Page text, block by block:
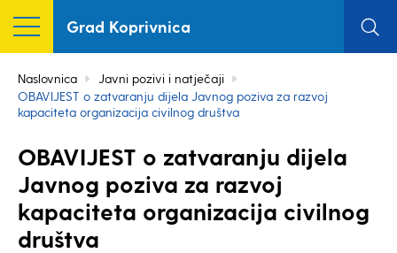
Grad Koprivnica
Naslovnica
Javni pozivi i natječaji
OBAVIJEST o zatvaranju dijela Javnog poziva za razvoj
kapaciteta organizacija civilnog društva
OBAVIJEST o zatvaranju dijela
Javnog poziva za razvoj
kapaciteta organizacija civilnog
društva